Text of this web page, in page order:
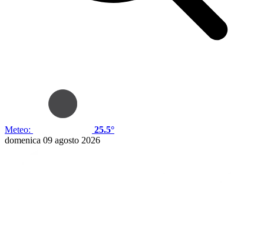
Meteo:
25.5°
domenica 09 agosto 2026